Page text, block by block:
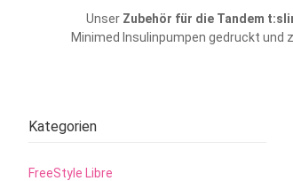
Unser Zubehör für die Tandem
Minimed Insulinpumpen gedruckt und
Kategorien
FreeStyle Libre